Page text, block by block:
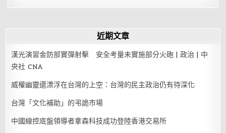
近期文章
漢光演習金防部實彈射擊 安全考量未實施部分火砲 | 政治 | 中
央社 CNA
威權幽靈還漂浮在台灣的上空：台灣的民主政治仍有待深化
台灣「文化補助」的弔詭市場
中國線控底盤領導者拿森科技成功登陸香港交易所